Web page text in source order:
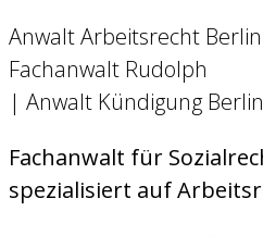
Anwalt Arbeitsrecht
Fachanwalt Rudolph
| Anwalt Kündigung Berlin
Fachanwalt für
spezialisiert auf